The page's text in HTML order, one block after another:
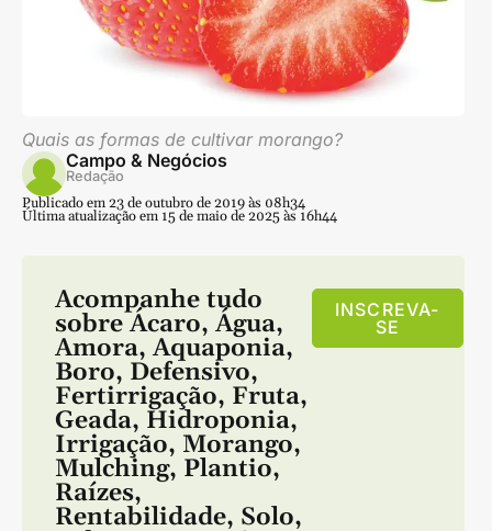
Quais as formas de cultivar morango?
Campo & Negócios
Redação
Publicado em 23 de outubro de 2019 às 08h34
Última atualização em 15 de maio de 2025 às 16h44
Acompanhe tudo
sobreÁcaro, Água,
Amora, Aquaponia,
Boro, Defensivo,
Fertirrigação, Fruta,
Geada, Hidroponia,
Irrigação, Morango,
Mulching, Plantio,
Raízes,
Rentabilidade, Solo,
INSCREVA-
SE